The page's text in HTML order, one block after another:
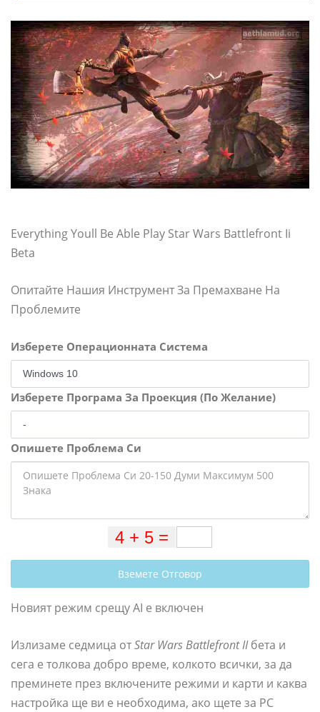
Everything Youll Be Able Play Star Wars Battlefront Ii
Beta
Опитайте Нашия Инструмент За Премахване На
Проблемите
Изберете Операционната Система
Изберете Програма За Проекция (По Желание)
Опишете Проблема Си
Вземете Отговор
Новият режим срещу AI е включен
Излизаме седмица отStar Wars Battlefront IIбета и
сега е толкова добро време, колкото всички, за да
преминете през включените режими и карти и каква
настройка ще ви е необходима, ако щете за PC